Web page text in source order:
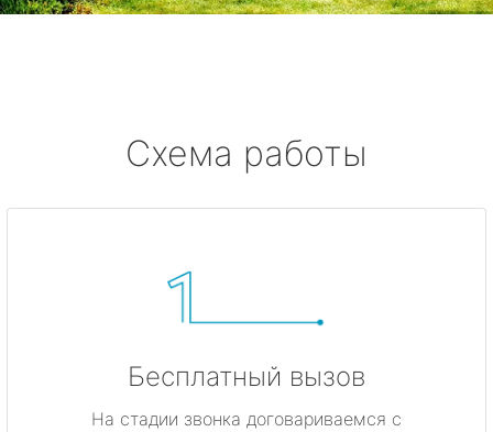
Схема работы
Бесплатный вызов
На стадии звонка договариваемся с